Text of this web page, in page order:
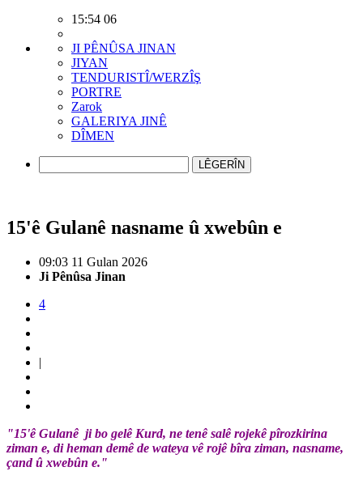
15:54 06
JI PÊNÛSA JINAN
JIYAN
TENDURISTÎ/WERZÎŞ
PORTRE
Zarok
GALERIYA JINÊ
DÎMEN
LÊGERÎN
15'ê Gulanê nasname û xwebûn e
09:03 11 Gulan 2026
Ji Pênûsa Jinan
4
|
"15'ê Gulanê ji bo gelê Kurd, ne tenê salê rojekê pîrozkirina
ziman e, di heman demê de wateya vê rojê bîra ziman, nasname,
çand û xwebûn e."